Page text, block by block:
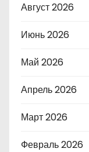
Август 2026
Июнь 2026
Май 2026
Апрель 2026
Март 2026
Февраль 2026